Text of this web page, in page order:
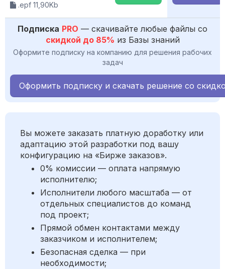
.epf 11,90Kb
Подписка PRO — скачивайте любые файлы со
скидкой до 85% из Базы знаний
Оформите подписку на компанию для решения рабочих
задач
Оформить подписку и скачать решение со
Вы можете заказать платную доработку или
адаптацию этой разработки под вашу
конфигурацию на «Бирже заказов».
0% комиссии — оплата напрямую
исполнителю;
Исполнители любого масштаба — от
отдельных специалистов до команд
под проект;
Прямой обмен контактами между
заказчиком и исполнителем;
Безопасная сделка — при
необходимости;